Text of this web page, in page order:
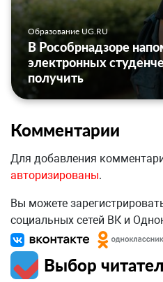
Образование UG.RU
В Рособрнадзоре
электронных
получить
Комментарии
Для добавления
авторизированы.
Вы можете
социальных сетей ВК и
Выбор